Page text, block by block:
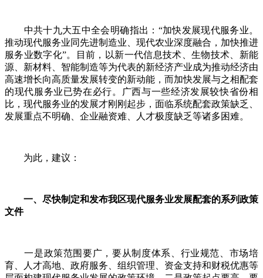
中共十九大五中全会明确指出：“加快发展现代服务业。
推动现代服务业同先进制造业、现代农业深度融合，加快推进
服务业数字化”。目前，以新一代信息技术、生物技术、新能
源、新材料、智能制造等为代表的新经济产业成为推动经济由
高速增长向高质量发展转变的新动能，而加快发展与之相配套
的现代服务业已势在必行。广西与一些经济发展较快省份相
比，现代服务业的发展才刚刚起步，面临系统配套政策缺乏、
发展重点不明确、企业融资难、人才极度缺乏等诸多困难。
为此，建议：
一、尽快制定和发布我区现代服务业发展配套的系列政策
文件
一是政策范围要广，要从制度体系、行业规范、市场培
育、人才高地、政府服务、组织管理、资金支持和财税优惠等